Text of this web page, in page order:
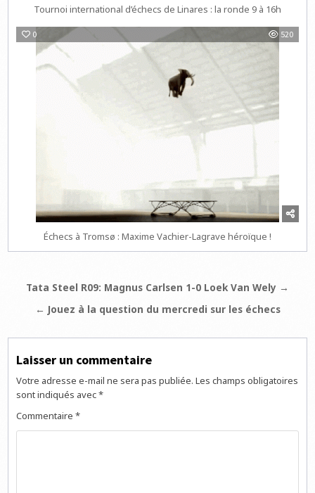
Tournoi international d’échecs de Linares : la ronde 9 à 16h
0 520
Échecs à Tromsø : Maxime Vachier-Lagrave héroïque !
Navigation
Tata Steel R09: Magnus Carlsen 1-0 Loek Van Wely →
← Jouez à la question du mercredi sur les échecs
Laisser un commentaire
Votre adresse e-mail ne sera pas publiée. Les champs obligatoires
sont indiqués avec*
Commentaire*